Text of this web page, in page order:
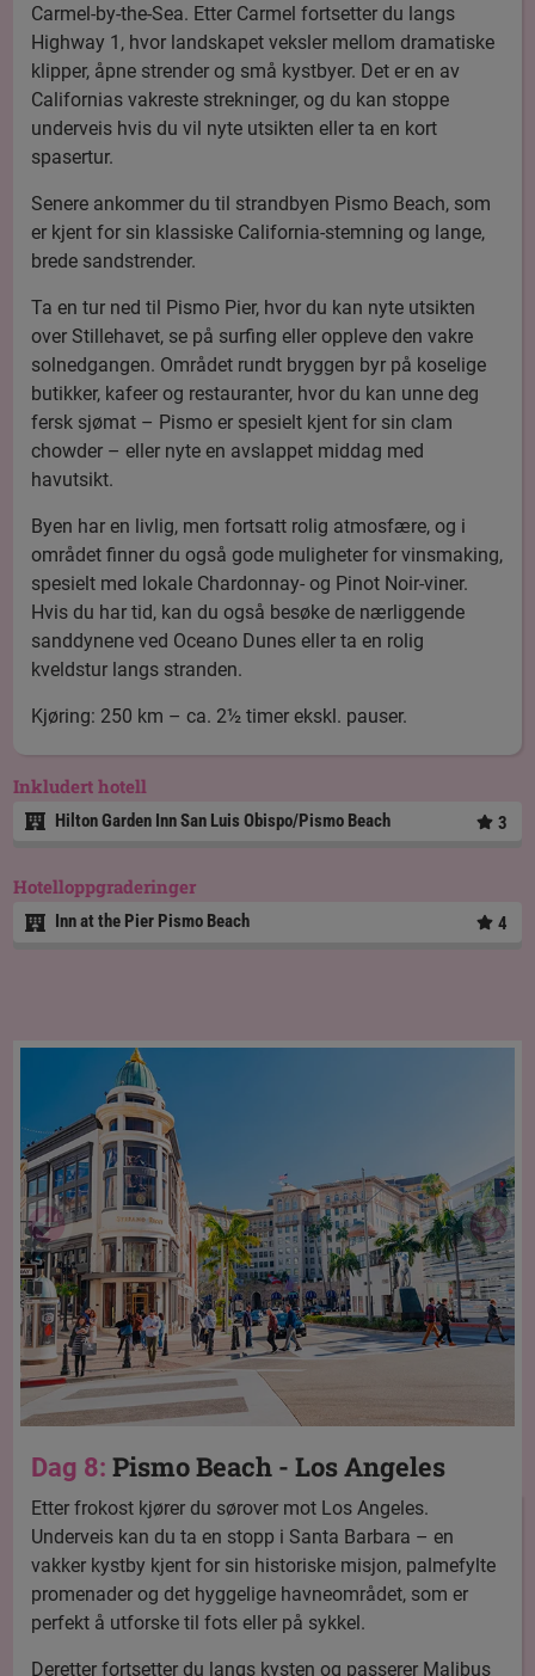
Carmel-by-the-Sea. Etter Carmel fortsetter du langs
Highway 1, hvor landskapet veksler mellom dramatiske
klipper, åpne strender og små kystbyer. Det er en av
Californias vakreste strekninger, og du kan stoppe
underveis hvis du vil nyte utsikten eller ta en kort
spasertur.
Senere ankommer du til strandbyen Pismo Beach, som
er kjent for sin klassiske California-stemning og lange,
brede sandstrender.
Ta en tur ned til Pismo Pier, hvor du kan nyte utsikten
over Stillehavet, se på surfing eller oppleve den vakre
solnedgangen. Området rundt bryggen byr på koselige
butikker, kafeer og restauranter, hvor du kan unne deg
fersk sjømat – Pismo er spesielt kjent for sin clam
chowder – eller nyte en avslappet middag med
havutsikt.
Byen har en livlig, men fortsatt rolig atmosfære, og i
området finner du også gode muligheter for vinsmaking,
spesielt med lokale Chardonnay- og Pinot Noir-viner.
Hvis du har tid, kan du også besøke de nærliggende
sanddynene ved Oceano Dunes eller ta en rolig
kveldstur langs stranden.
Kjøring: 250 km – ca. 2½ timer ekskl. pauser.
Inkludert hotell
Hilton Garden Inn San Luis Obispo/Pismo Beach 3
Hotelloppgraderinger
Inn at the Pier Pismo Beach 4
Dag 8:Pismo Beach - Los Angeles
Etter frokost kjører du sørover mot Los Angeles.
Underveis kan du ta en stopp i Santa Barbara – en
vakker kystby kjent for sin historiske misjon, palmefylte
promenader og det hyggelige havneområdet, som er
perfekt å utforske til fots eller på sykkel.
Deretter fortsetter du langs kysten og passerer Malibus